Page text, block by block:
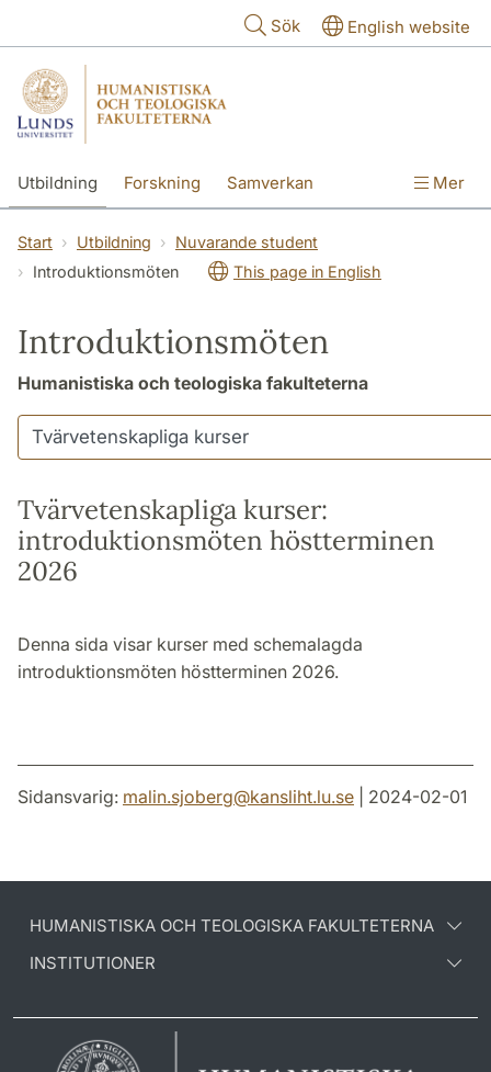
Sök English website
Utbildning Forskning Samverkan Mer
Start Utbildning
Nuvarande student
Introduktionsmöten
This page in English
Introduktionsmöten
Humanistiska och teologiska fakulteterna
Tvärvetenskapliga kurser:
introduktionsmöten höstterminen
2026
Denna sida visar kurser med schemalagda
introduktionsmöten höstterminen 2026.
Sidansvarig: malin.sjoberg@kansliht.lu.se | 2024-02-01
HUMANISTISKA OCH TEOLOGISKA FAKULTETERNA
INSTITUTIONER